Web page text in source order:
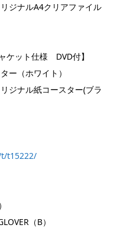
ジナルA4クリアファイル
ケット仕様 DVD付】
ー（ホワイト）
ジナル紙コースター(ブラ
t15222/
（B）